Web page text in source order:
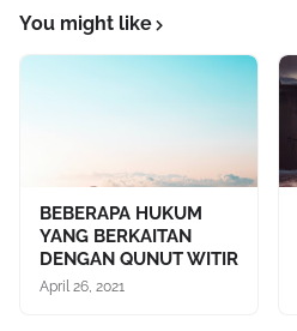
You might like
BEBERAPA HUKUM
YANG BERKAITAN
DENGAN QUNUT WITIR
April 26, 2021